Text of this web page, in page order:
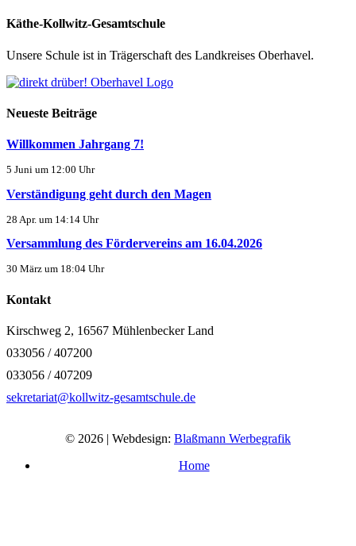
Käthe-Kollwitz-Gesamtschule
Unsere Schule ist in Trägerschaft des Landkreises Oberhavel.
Neueste Beiträge
Willkommen Jahrgang 7!
5 Juni um 12:00 Uhr
Verständigung geht durch den Magen
28 Apr. um 14:14 Uhr
Versammlung des Fördervereins am 16.04.2026
30 März um 18:04 Uhr
Kontakt
Kirschweg 2, 16567 Mühlenbecker Land
033056 / 407200
033056 / 407209
sekretariat@kollwitz-gesamtschule.de
© 2026 | Webdesign: Blaßmann Werbegrafik
Home